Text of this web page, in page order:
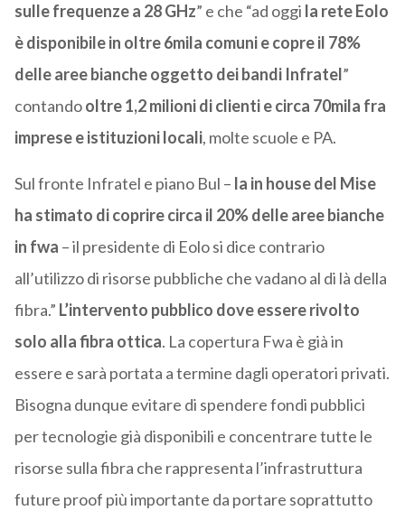
sulle frequenze a 28 GHz” e che “ad oggi la rete Eolo
è disponibile in oltre 6mila comuni e copre il 78%
delle aree bianche oggetto dei bandi Infratel”
contandooltre 1,2 milioni di clienti e circa 70mila fra
imprese e istituzioni locali, molte scuole e PA.
Sul fronte Infratel e piano Bul – la in house del Mise
ha stimato di coprire circa il 20% delle aree bianche
in fwa – il presidente di Eolo si dice contrario
all’utilizzo di risorse pubbliche che vadano al di là della
fibra.” L’intervento pubblico dove essere rivolto
solo alla fibra ottica. La copertura Fwa è già in
essere e sarà portata a termine dagli operatori privati.
Bisogna dunque evitare di spendere fondi pubblici
per tecnologie già disponibili e concentrare tutte le
risorse sulla fibra che rappresenta l’infrastruttura
future proof più importante da portare soprattutto